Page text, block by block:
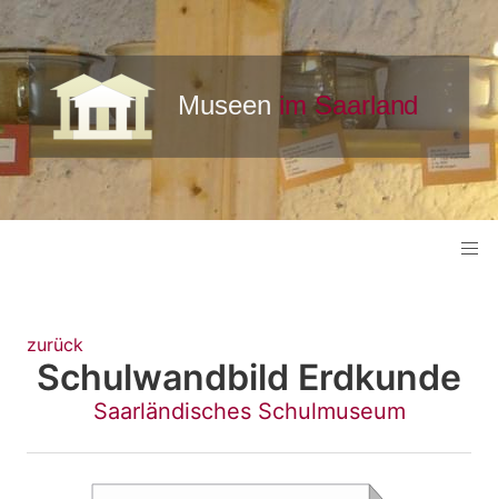
zurück
Schulwandbild Erdkunde
Saarländisches Schulmuseum